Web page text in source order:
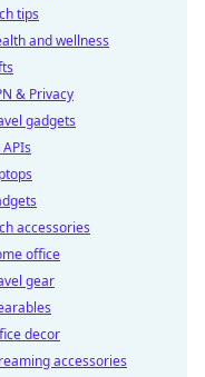
tips
and wellness
& Privacy
gadgets
accessories
office
gear
decor
accessories